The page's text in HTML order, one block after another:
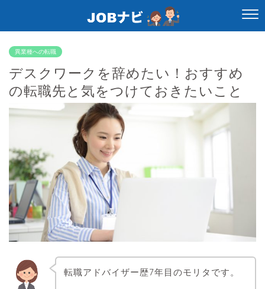
異業種への転職
デスクワークを辞めたい！おすすめ
の転職先と気をつけておきたいこと
転職アドバイザー歴7年目のモリタです。